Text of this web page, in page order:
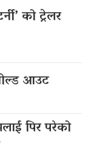
को ट्रेलर
आउट
पिर परेको